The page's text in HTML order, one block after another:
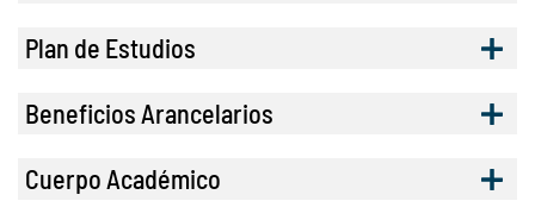
Plan de Estudios
Beneficios Arancelarios
Cuerpo Académico